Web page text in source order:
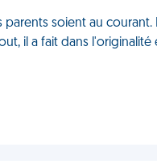
soient au courant.
il a fait dans